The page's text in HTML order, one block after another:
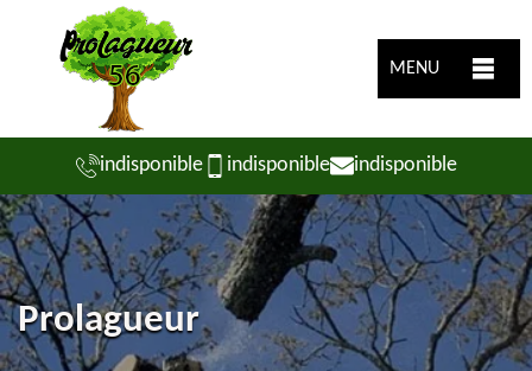
MENU
indisponible indisponible indisponible
Prolagueur